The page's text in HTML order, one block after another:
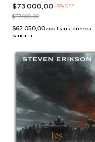
$73.000,00 -5%OFF
$77.000,00
$62.050,00 con Transferencia
bancaria